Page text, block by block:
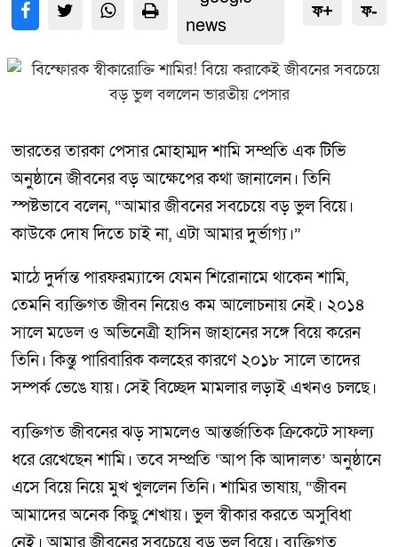
ফ+ ফ-
ভারতের তারকা পেসার মোহাম্মদ শামি সম্প্রতি এক টিভি
অনুষ্ঠানে জীবনের বড় আক্ষেপের কথা জানালেন। তিনি
স্পষ্টভাবে বলেন, “আমার জীবনের সবচেয়ে বড় ভুল বিয়ে।
কাউকে দোষ দিতে চাই না, এটা আমার দুর্ভাগ্য।”
মাঠে দুর্দান্ত পারফরম্যান্সে যেমন শিরোনামে থাকেন শামি,
তেমনি ব্যক্তিগত জীবন নিয়েও কম আলোচনায় নেই। ২০১৪
সালে মডেল ও অভিনেত্রী হাসিন জাহানের সঙ্গে বিয়ে করেন
তিনি। কিন্তু পারিবারিক কলহের কারণে ২০১৮ সালে তাদের
সম্পর্ক ভেঙে যায়। সেই বিচ্ছেদ মামলার লড়াই এখনও চলছে।
ব্যক্তিগত জীবনের ঝড় সামলেও আন্তর্জাতিক ক্রিকেটে সাফল্য
ধরে রেখেছেন শামি। তবে সম্প্রতি ‘আপ কি আদালত’ অনুষ্ঠানে
এসে বিয়ে নিয়ে মুখ খুললেন তিনি। শামির ভাষায়, “জীবন
আমাদের অনেক কিছু শেখায়। ভুল স্বীকার করতে অসুবিধা